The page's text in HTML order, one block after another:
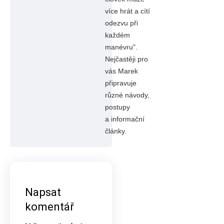
více hrát a cítí
odezvu při
každém
manévru".
Nejčastěji pro
vás Marek
připravuje
různé návody,
postupy
a informační
články.
Napsat
komentář